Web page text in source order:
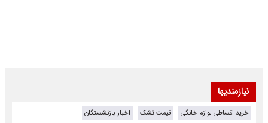
نیازمندیها
خرید اقساطی لوازم خانگی قیمت تشک
اخبار بازنشستگان